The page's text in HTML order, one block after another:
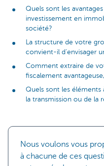
Quels sont les
investissement en
société?
La structure de votre
convient-il d'envisager
Comment extraire de
fiscalement
Quels sont les
la transmission ou de la
Nous voulons vous
à chacune de ces